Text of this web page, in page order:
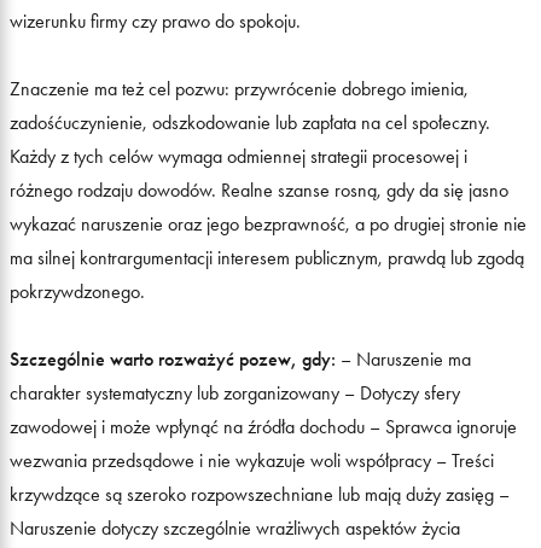
wizerunku firmy czy prawo do spokoju.
Znaczenie ma też cel pozwu: przywrócenie dobrego imienia,
zadośćuczynienie, odszkodowanie lub zapłata na cel społeczny.
Każdy z tych celów wymaga odmiennej strategii procesowej i
różnego rodzaju dowodów. Realne szanse rosną, gdy da się jasno
wykazać naruszenie oraz jego bezprawność, a po drugiej stronie nie
ma silnej kontrargumentacji interesem publicznym, prawdą lub zgodą
pokrzywdzonego.
Szczególnie warto rozważyć pozew, gdy: – Naruszenie ma
charakter systematyczny lub zorganizowany – Dotyczy sfery
zawodowej i może wpłynąć na źródła dochodu – Sprawca ignoruje
wezwania przedsądowe i nie wykazuje woli współpracy – Treści
krzywdzące są szeroko rozpowszechniane lub mają duży zasięg –
Naruszenie dotyczy szczególnie wrażliwych aspektów życia